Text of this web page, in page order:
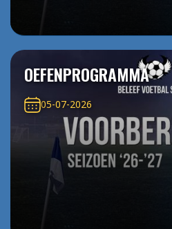
OEFENPROGRAMMA
05-07-2026